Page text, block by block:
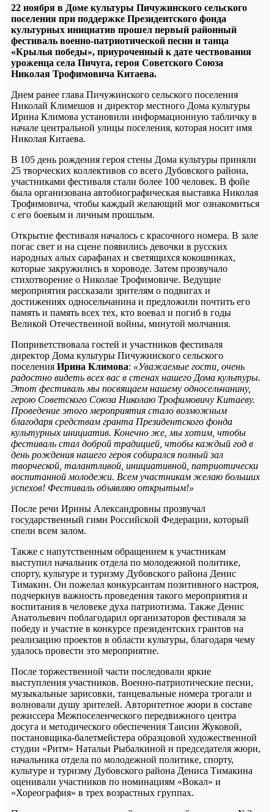
22 ноября в Доме культуры Пичужинского сельского
поселения при поддержке Президентского фонда
культурных инициатив прошел первый районный
фестиваль военно-патриотической песни и танца
«Крылья победы», приуроченный к дате чествования
уроженца села Пичуга, героя Советского Союза
Николая Трофимовича Китаева.
Днем ранее глава Пичужинского сельского поселения
Николай Климешов и директор местного Дома культуры
Ирина Климова установили информационную табличку в
начале центральной улицы поселения, которая носит имя
Николая Китаева.
В 105 день рождения героя стены Дома культуры приняли
25 творческих коллективов со всего Дубовского района,
участниками фестиваля стали более 100 человек. В фойе
была организована автобиографическая выставка Николая
Трофимовича, чтобы каждый желающий мог ознакомиться
с его боевым и личным прошлым.
Открытие фестиваля началось с красочного номера. В зале
погас свет и на сцене появились девочки в русских
народных алых сарафанах и светящихся кокошниках,
которые закружились в хороводе. Затем прозвучало
стихотворение о Николае Трофимовиче. Ведущие
мероприятия рассказали зрителям о подвигах и
достижениях односельчанина и предложили почтить его
память и память всех тех, кто воевал и погиб в годы
Великой Отечественной войны, минутой молчания.
Поприветствовала гостей и участников фестиваля
директор Дома культуры Пичужинского сельского
поселения Ирина Климова: «Уважаемые гости, очень
радостно видеть всех вас в стенах нашего Дома культуры.
Этот фестиваль мы посвящаем нашему односельчанину,
герою Советского Союза Николаю Трофимовичу Китаеву.
Проведение этого мероприятия стало возможным
благодаря средствам гранта Президентского фонда
культурных инициатив. Конечно же, мы хотим, чтобы
фестиваль стал доброй традицией, чтобы каждый год в
день рождения нашего героя собирался полный зал
творческой, талантливой, инициативной, патриотически
воспитанной молодежи. Всем участникам желаю больших
успехов! Фестиваль объявляю открытым!»
После речи Ирины Александровны прозвучал
государственный гимн Российской Федерации, который
спели всем залом.
Также с напутственным обращением к участникам
выступил начальник отдела по молодежной политике,
спорту, культуре и туризму Дубовского района Денис
Тимакин. Он пожелал конкурсантам позитивного настроя,
подчеркнув важность проведения такого мероприятия и
воспитания в человеке духа патриотизма. Также Денис
Анатольевич поблагодарил организаторов фестиваля за
победу и участие в конкурсе президентских грантов на
реализацию проектов в области культуры, благодаря чему
удалось провести это мероприятие.
После торжественной части последовали яркие
выступления участников. Военно-патриотические песни,
музыкальные зарисовки, танцевальные номера трогали и
волновали душу зрителей. Авторитетное жюри в составе
режиссера Межпоселенческого передвижного центра
досуга и методического обеспечения Таисии Жуковой,
постановщика-балетмейстера образцовой художественной
студии «Ритм» Натальи Рыбалкиной и председателя жюри,
начальника отдела по молодежной политике, спорту,
культуре и туризму Дубовского района Дениса Тимакина
оценивали участников по номинациям «Вокал» и
«Хореография» в трех возрастных группах.